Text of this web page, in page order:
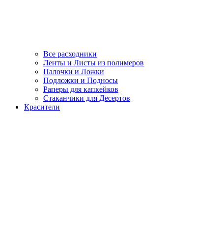
Все расходники
Ленты и Листы из полимеров
Палочки и Ложки
Подложки и Подносы
Раперы для капкейков
Стаканчики для Десертов
Красители